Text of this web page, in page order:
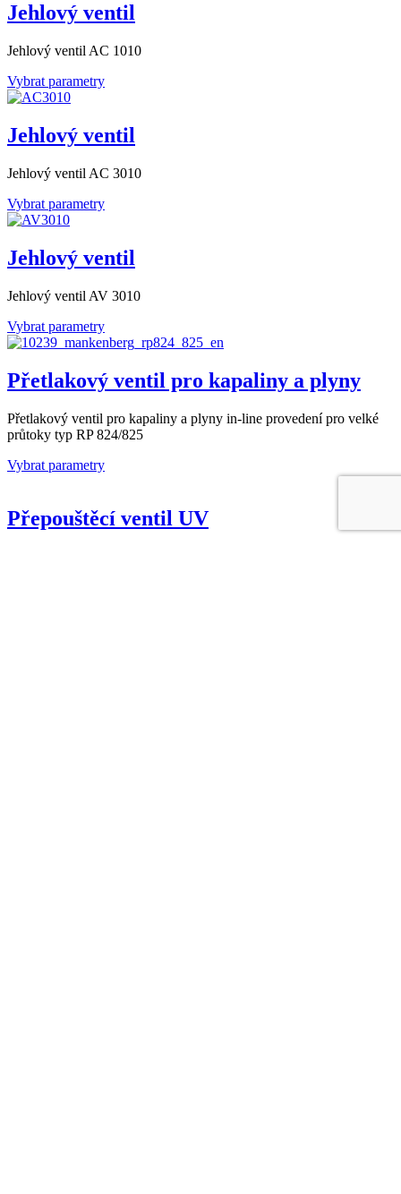
Jehlový ventil
Jehlový ventil AC 1010
Vybrat parametry
Jehlový ventil
Jehlový ventil AC 3010
Vybrat parametry
Jehlový ventil
Jehlový ventil AV 3010
Vybrat parametry
Přetlakový ventil pro kapaliny a plyny
Přetlakový ventil pro kapaliny a plyny in-line provedení pro velké
průtoky typ RP 824/825
Vybrat parametry
Přepouštěcí ventil UV